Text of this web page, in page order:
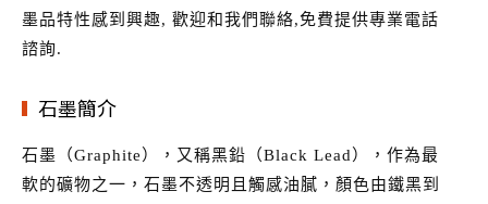
墨品特性感到興趣, 歡迎和我們聯絡,免費提供專業電話
諮詢.
石墨簡介
石墨（Graphite），又稱黑鉛（Black Lead），作為最
軟的礦物之一，石墨不透明且觸感油膩，顏色由鐵黑到